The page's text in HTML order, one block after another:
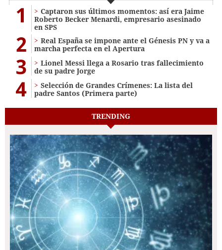
1
Captaron sus últimos momentos: así era Jaime
Roberto Becker Menardi​​​, empresario asesinado
en SPS
2
Real España se impone ante el Génesis PN y va a
marcha perfecta en el Apertura
3
Lionel Messi llega a Rosario tras fallecimiento
de su padre Jorge
4
Selección de Grandes Crímenes: La lista del
padre Santos (Primera parte)
TRENDING